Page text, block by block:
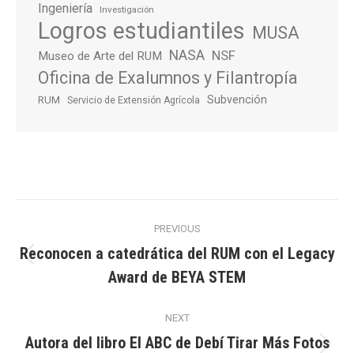
Ingeniería Investigación
Logros estudiantiles MUSA
Museo de Arte del RUM NASA NSF
Oficina de Exalumnos y Filantropía
RUM Servicio de Extensión Agrícola Subvención
navigation
PREVIOUS
post:
Reconocen a catedrática del RUM con el Legacy
Award de BEYA STEM
NEXT
Autora del libro El ABC de Debí Tirar Más Fotos